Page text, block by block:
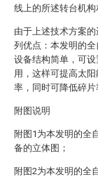
线上的所述转台机构
由于上述技术方案
列优点：本发明的
设备结构简单，可
用，这样可提高太
率，同时可降低碎片
附图说明
附图1为本发明的全
备的立体图；
附图2为本发明的全